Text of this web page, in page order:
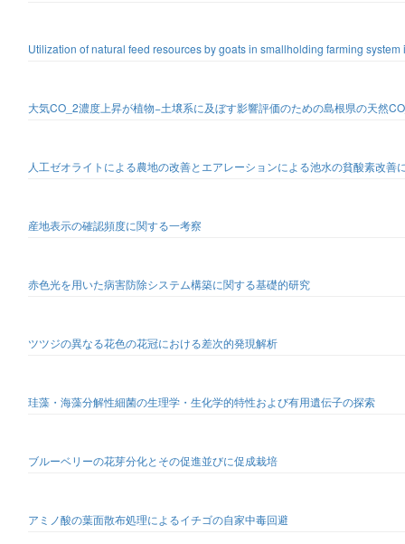
Utilization of natural feed resources by goats in smallholding farming
大気CO_2濃度上昇が植物−土壌系に及ぼす影響評価のための島根県の天然
人工ゼオライトによる農地の改善とエアレーションによる池水の貧酸素改善
産地表示の確認頻度に関する一考察
赤色光を用いた病害防除システム構築に関する基礎的研究
ツツジの異なる花色の花冠における差次的発現解析
珪藻・海藻分解性細菌の生理学・生化学的特性および有用遺伝子の探索
ブルーベリーの花芽分化とその促進並びに促成栽培
アミノ酸の葉面散布処理によるイチゴの自家中毒回避